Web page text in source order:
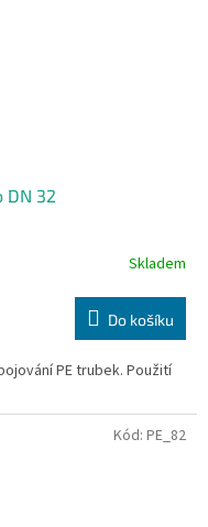
DN 32
Skladem
Do košíku
PE trubek. Použití
Kód: PE_82